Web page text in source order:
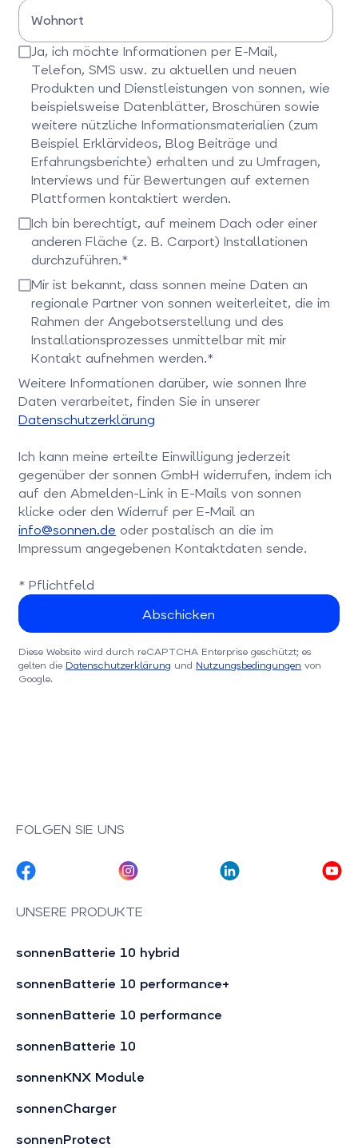
Wohnort
Bitte Wohnort eingeben
Ja, ich möchte Informationen per E-Mail,
Telefon, SMS usw. zu aktuellen und neuen
Produkten und Dienstleistungen von sonnen, wie
beispielsweise Datenblätter, Broschüren sowie
weitere nützliche Informationsmaterialien (zum
Beispiel Erklärvideos, Blog Beiträge und
Erfahrungsberichte) erhalten und zu Umfragen,
Interviews und für Bewertungen auf externen
Plattformen kontaktiert werden.
Bitte bestätigen Sie dieses Feld
Ich bin berechtigt, auf meinem Dach oder einer
anderen Fläche (z. B. Carport) Installationen
durchzuführen.*
Bitte bestätigen Sie dieses Feld
Mir ist bekannt, dass sonnen meine Daten an
regionale Partner von sonnen weiterleitet, die im
Rahmen der Angebotserstellung und des
Installationsprozesses unmittelbar mit mir
Kontakt aufnehmen werden.*
Bitte bestätigen Sie dieses Feld
Weitere Informationen darüber, wie sonnen Ihre
Daten verarbeitet, finden Sie in unserer
Datenschutzerklärung
Ich kann meine erteilte Einwilligung jederzeit
gegenüber der sonnen GmbH widerrufen, indem ich
auf den Abmelden-Link in E-Mails von sonnen
klicke oder den Widerruf per E-Mail an
info@sonnen.de oder postalisch an die im
Impressum angegebenen Kontaktdaten sende.
* Pflichtfeld
Diese Website wird durch reCAPTCHA Enterprise geschützt; es
gelten die Datenschutzerklärung und Nutzungsbedingungen von
Google.
FOLGEN SIE UNS
UNSERE PRODUKTE
sonnenBatterie 10 hybrid
sonnenBatterie 10 performance+
sonnenBatterie 10 performance
sonnenBatterie 10
sonnenKNX Module
sonnenCharger
sonnenProtect